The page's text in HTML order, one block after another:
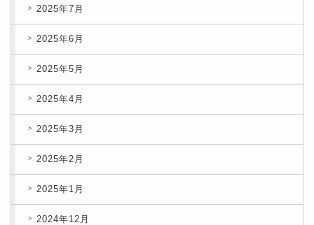
2025年7月
2025年6月
2025年5月
2025年4月
2025年3月
2025年2月
2025年1月
2024年12月